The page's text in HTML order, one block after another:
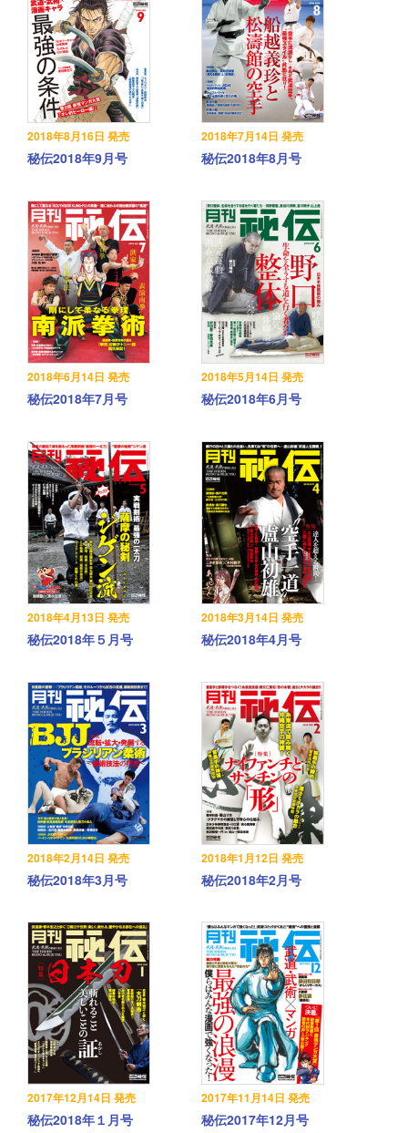
2018年8月16日 発売
秘伝2018年9月号
2018年7月14日 発売
秘伝2018年8月号
2018年6月14日 発売
秘伝2018年7月号
2018年5月14日 発売
秘伝2018年6月号
2018年4月13日 発売
秘伝2018年５月号
2018年3月14日 発売
秘伝2018年4月号
2018年2月14日 発売
秘伝2018年3月号
2018年1月12日 発売
秘伝2018年2月号
2017年12月14日 発売
秘伝2018年１月号
2017年11月14日 発売
秘伝2017年12月号